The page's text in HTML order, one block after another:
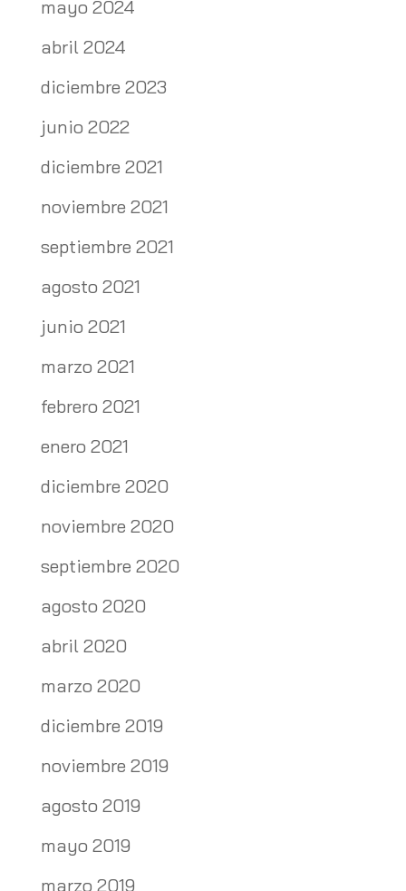
mayo 2024
abril 2024
diciembre 2023
junio 2022
diciembre 2021
noviembre 2021
septiembre 2021
agosto 2021
junio 2021
marzo 2021
febrero 2021
enero 2021
diciembre 2020
noviembre 2020
septiembre 2020
agosto 2020
abril 2020
marzo 2020
diciembre 2019
noviembre 2019
agosto 2019
mayo 2019
marzo 2019